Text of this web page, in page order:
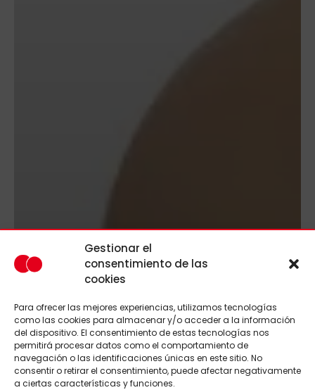
Gestionar el
consentimiento de las
cookies
Para ofrecer las mejores experiencias, utilizamos tecnologías
como las cookies para almacenar y/o acceder a la información
del dispositivo. El consentimiento de estas tecnologías nos
permitirá procesar datos como el comportamiento de
navegación o las identificaciones únicas en este sitio. No
consentir o retirar el consentimiento, puede afectar negativamente
a ciertas características y funciones.